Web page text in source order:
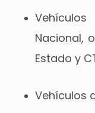
Nacional,
Estado y
Vehículos